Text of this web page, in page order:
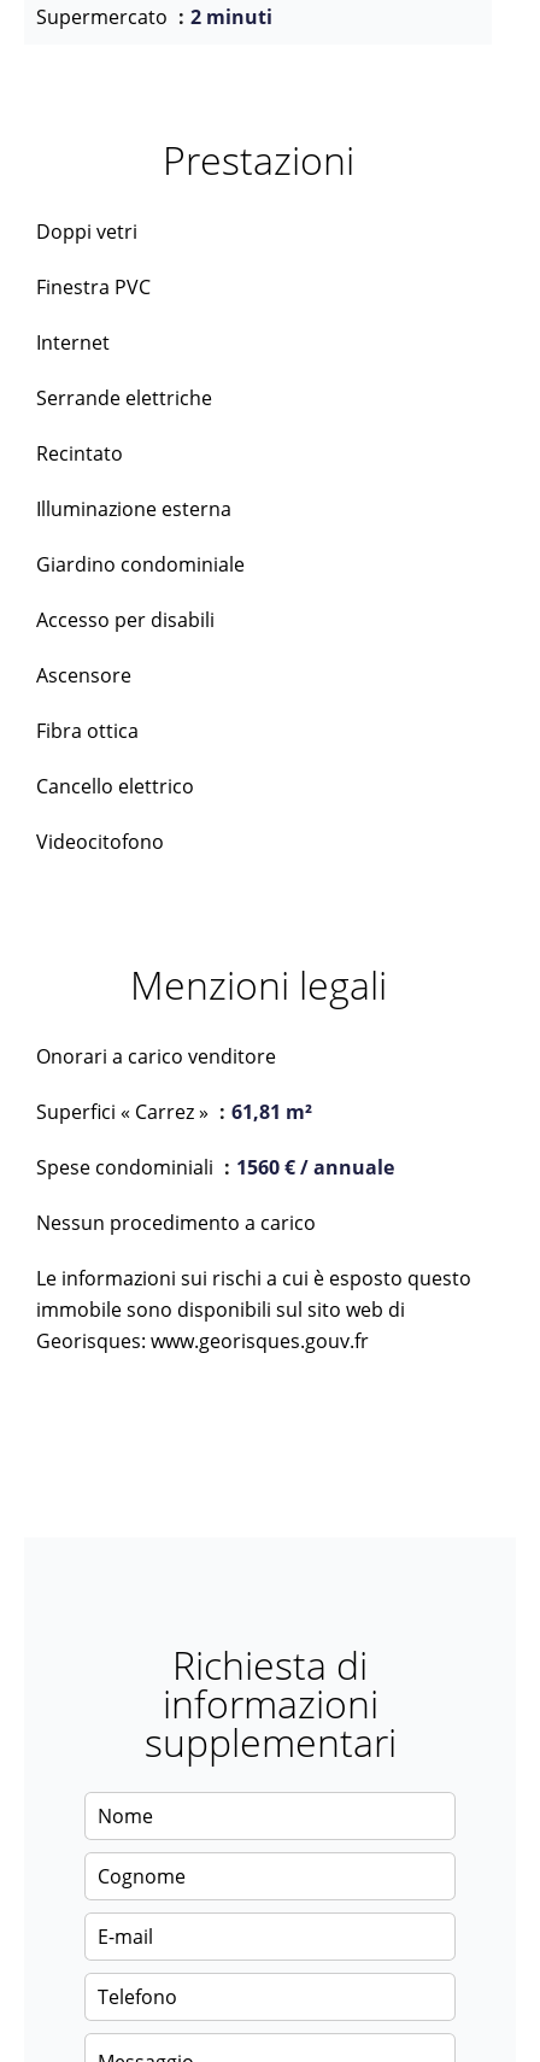
Supermercato 2 minuti
Prestazioni
Doppi vetri
Finestra PVC
Internet
Serrande elettriche
Recintato
Illuminazione esterna
Giardino condominiale
Accesso per disabili
Ascensore
Fibra ottica
Cancello elettrico
Videocitofono
Menzioni legali
Onorari a carico venditore
Superfici « Carrez » 61,81 m²
Spese condominiali 1560 € / annuale
Nessun procedimento a carico
Le informazioni sui rischi a cui è esposto questo
immobile sono disponibili sul sito web di
Georisques: www.georisques.gouv.fr
Richiesta di
informazioni
supplementari